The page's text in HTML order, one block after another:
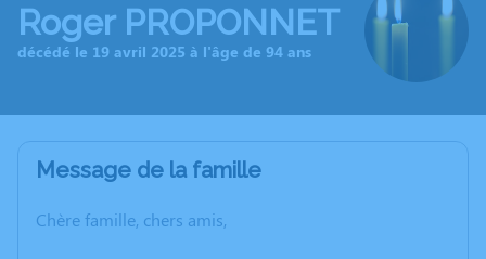
Roger PROPONNET
décédé le 19 avril 2025 à l'âge de 94 ans
Message de la famille
Chère famille, chers amis,